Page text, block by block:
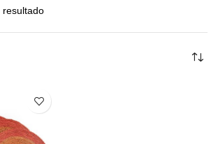
resultado